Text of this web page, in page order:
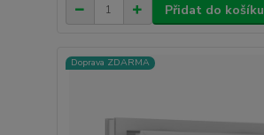
Přidat do košíku
Doprava ZDARMA